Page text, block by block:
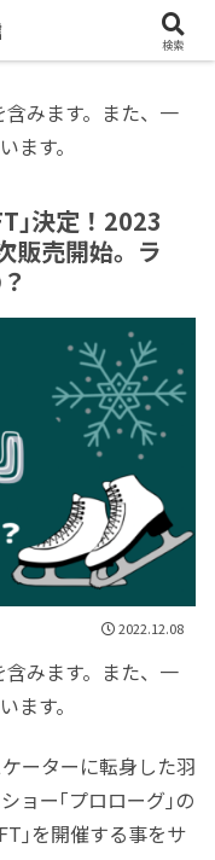
す
みます。また、一
ます。
｣決定！2023
販売開始。ラ
2022.12.08
みます。また、一
ます。
ーターに転身した羽
ョー｢プロローグ｣の
｣を開催する事をサ
検索